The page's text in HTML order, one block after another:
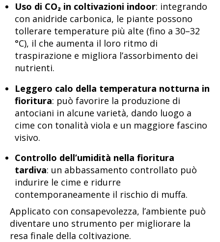
Uso di CO₂ in coltivazioni indoor: integrando
con anidride carbonica, le piante possono
tollerare temperature più alte (fino a 30–32
°C), il che aumenta il loro ritmo di
traspirazione e migliora l’assorbimento dei
nutrienti.
Leggero calo della temperatura notturna in
fioritura: può favorire la produzione di
antociani in alcune varietà, dando luogo a
cime con tonalità viola e un maggiore fascino
visivo.
Controllo dell’umidità nella fioritura
tardiva: un abbassamento controllato può
indurire le cime e ridurre
contemporaneamente il rischio di muffa.
Applicato con consapevolezza, l’ambiente può
diventare uno strumento per migliorare la
resa finale della coltivazione.